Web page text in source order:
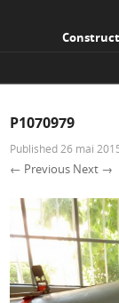
P1070979
Published 26 mai
← Previous Next →